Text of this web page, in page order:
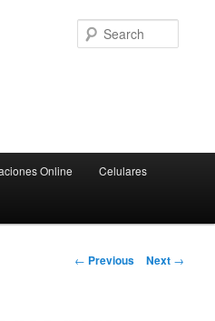
Online Celulares
Post
← Previous Next →